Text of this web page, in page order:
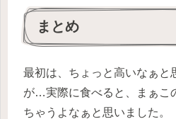
まとめ
最初は、ちょっと高いなぁと
が…実際に食べると、まぁこ
ちゃうよなぁと思いました。